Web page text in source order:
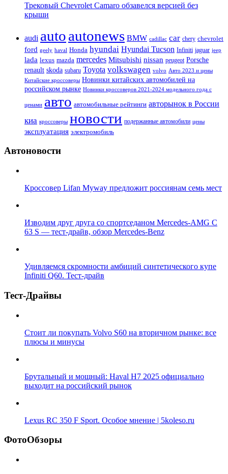
Трековый Chevrolet Camaro обзавелся версией без
крыши
audi autoautonews BMW cadillac car chery chevrolet
ford geely haval Honda hyundai Hyundai Tucson Infiniti jaguar jeep
lada lexus mazda mercedes Mitsubishi nissan peugeot Porsche
renault skoda subaru Toyota volkswagen volvo Авто 2023 и цены
Китайские кроссоверы Новинки китайских автомобилей на
российском рынке Новинки кроссоверов 2021-2024 модельного года с
ценами авто автомобильные рейтинги авторынок в России
киа кроссоверы новости подержанные автомобили цены
эксплуатация электромобиль
Автоновости
Кроссовер Lifan Myway предложит россиянам семь мест
Изводим друг друга со спортседаном Mercedes-AMG C
63 S — тест-драйв, обзор Mercedes-Benz
Удивляемся скромности амбиций синтетического купе
Infiniti Q60. Тест-драйв
Тест-Драйвы
Стоит ли покупать Volvo S60 на вторичном рынке: все
плюсы и минусы
Брутальный и мощный: Haval H7 2025 официально
выходит на российский рынок
Lexus RC 350 F Sport. Особое мнение | 5koleso.ru
ФотоОбзоры